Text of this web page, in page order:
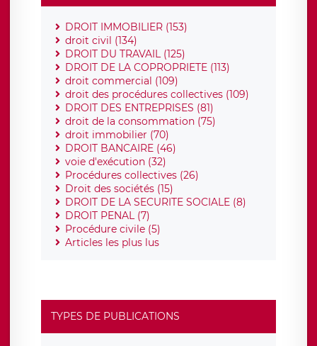
DROIT IMMOBILIER (153)
droit civil (134)
DROIT DU TRAVAIL (125)
DROIT DE LA COPROPRIETE (113)
droit commercial (109)
droit des procédures collectives (109)
DROIT DES ENTREPRISES (81)
droit de la consommation (75)
droit immobilier (70)
DROIT BANCAIRE (46)
voie d'exécution (32)
Procédures collectives (26)
Droit des sociétés (15)
DROIT DE LA SECURITE SOCIALE (8)
DROIT PENAL (7)
Procédure civile (5)
Articles les plus lus
TYPES DE PUBLICATIONS